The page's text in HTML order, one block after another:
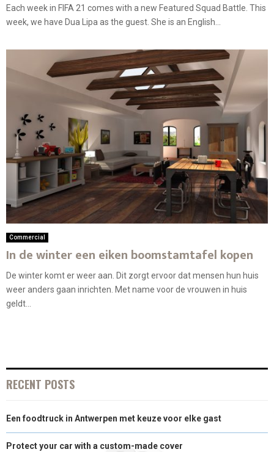
Each week in FIFA 21 comes with a new Featured Squad Battle. This
week, we have Dua Lipa as the guest. She is an English...
Commercial
In de winter een eiken boomstamtafel kopen
De winter komt er weer aan. Dit zorgt ervoor dat mensen hun huis
weer anders gaan inrichten. Met name voor de vrouwen in huis
geldt...
RECENT POSTS
Een foodtruck in Antwerpen met keuze voor elke gast
Protect your car with a custom-made cover